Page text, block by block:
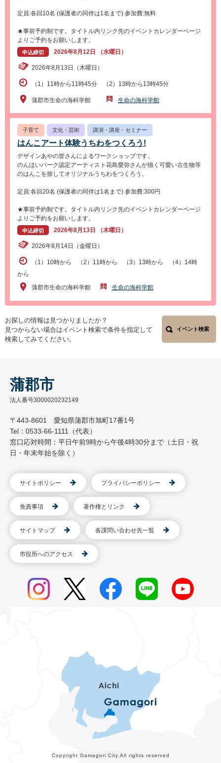
定員:各回10名 (保護者の同伴は1名まで) 参加費:無料
★事前予約制です。タイトル内リンク先のイベントカレンダーページ
よりご予約をお願いします。
申込締切 2026年8月12日 （水曜日）
2026年8月13日（木曜日）
（1）11時から11時45分 （2）13時から13時45分
蒲郡市生命の海科学館 生命の海科学館
子育て 文化・芸術 講演・講座・セミナー
はんこアート体験うちわをつくろう!
デザインあやの皆さんによるワークショップです。
のんほいパーク認定アーティスト花島愛弥さんが描く可愛い古生物等
のはんこを捺してオリジナルうちわをつくろう。
定員:各回20名 (保護者の同伴は1名まで) 参加費:300円
★事前予約制です。タイトル内リンク先のイベントカレンダーページ
よりご予約をお願いします。
申込締切 2026年8月13日 （木曜日）
2026年8月14日（金曜日）
（1）10時から （2）11時から （3）13時から （4）14時
から
蒲郡市生命の海科学館
生命の海科学館
お探しの情報は見つかりましたか？
見つからない場合はイベント検索で条件を指定して
検索してみてください。
イベント検索
蒲郡市
法人番号3000020232149
〒443-8601 愛知県蒲郡市旭町17番1号
Tel：0533-66-1111（代表）
窓口応対時間：平日午前9時から午後4時30分まで（土日・祝
日・年末年始を除く）
サイトポリシー プライバシーポリシー
免責事項 著作権とリンク
サイトマップ 各課問い合わせ先一覧
市役所へのアクセス
Copyright Gamagori City All rights reserved